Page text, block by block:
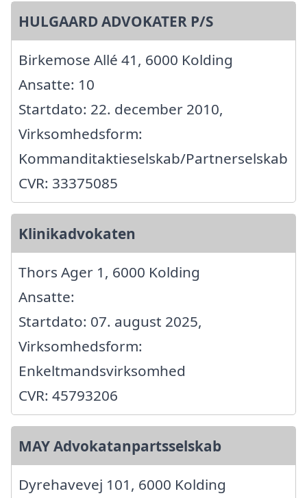
HULGAARD ADVOKATER P/S
Birkemose Allé 41, 6000 Kolding
Ansatte: 10
Startdato: 22. december 2010,
Virksomhedsform:
Kommanditaktieselskab/Partnerselskab
CVR: 33375085
Klinikadvokaten
Thors Ager 1, 6000 Kolding
Ansatte:
Startdato: 07. august 2025,
Virksomhedsform:
Enkeltmandsvirksomhed
CVR: 45793206
MAY Advokatanpartsselskab
Dyrehavevej 101, 6000 Kolding